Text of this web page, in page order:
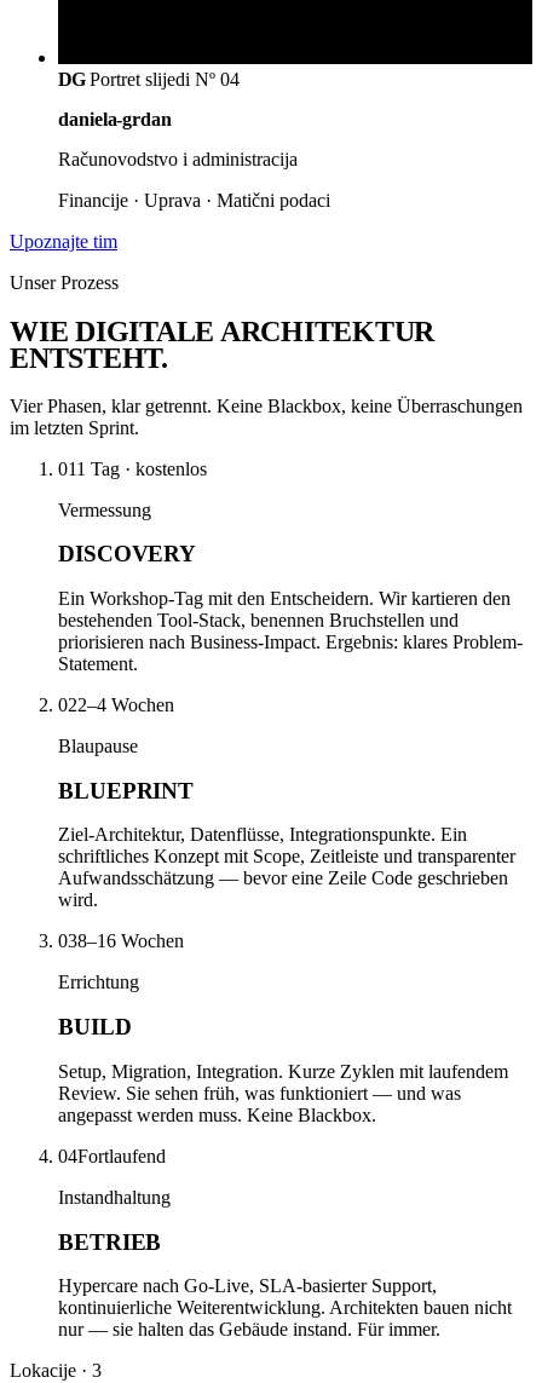
DGPortret slijediNº 04
daniela-grdan
Računovodstvo i administracija
Financije · Uprava · Matični podaci
Upoznajte tim
Unser Prozess
WIEDIGITALE ARCHITEKTUR
ENTSTEHT.
Vier Phasen, klar getrennt. Keine Blackbox, keine Überraschungen
im letzten Sprint.
011 Tag · kostenlos
Vermessung
DISCOVERY
Ein Workshop-Tag mit den Entscheidern. Wir kartieren den
bestehenden Tool-Stack, benennen Bruchstellen und
priorisieren nach Business-Impact. Ergebnis: klares Problem-
Statement.
022–4 Wochen
Blaupause
BLUEPRINT
Ziel-Architektur, Datenflüsse, Integrationspunkte. Ein
schriftliches Konzept mit Scope, Zeitleiste und transparenter
Aufwandsschätzung — bevor eine Zeile Code geschrieben
wird.
038–16 Wochen
Errichtung
BUILD
Setup, Migration, Integration. Kurze Zyklen mit laufendem
Review. Sie sehen früh, was funktioniert — und was
angepasst werden muss. Keine Blackbox.
04Fortlaufend
Instandhaltung
BETRIEB
Hypercare nach Go-Live, SLA-basierter Support,
kontinuierliche Weiterentwicklung. Architekten bauen nicht
nur — sie halten das Gebäude instand. Für immer.
Lokacije · 3